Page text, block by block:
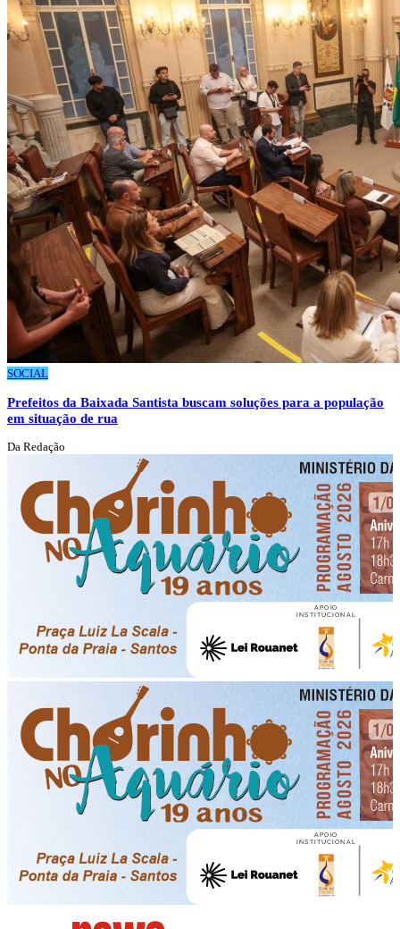
SOCIAL
Prefeitos da Baixada Santista buscam soluções para a população
em situação de rua
Da Redação